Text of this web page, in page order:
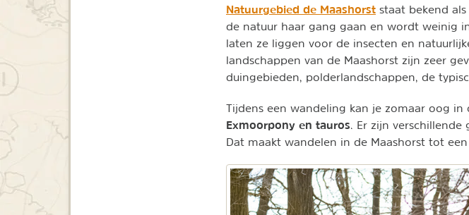
Natuurgebied de Maashorst staat bekend
de natuur haar gang gaan en wordt weinig
laten ze liggen voor de insecten en
landschappen van de Maashorst zijn zeer
duingebieden, polderlandschappen, de
Tijdens een wandeling kan je zomaar oog
Exmoorpony en tauros . Er zijn
Dat maakt wandelen in de Maashorst tot